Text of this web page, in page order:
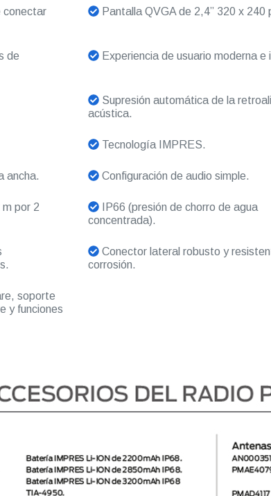
conectar
Pantalla QVGA de 2,4” 320 x 240
de
Experiencia de usuario moderna e
Supresión automática de la
acústica.
Tecnología IMPRES.
ancha. Configuración de audio simple.
por 2
IP66 (presión de chorro de agua
concentrada).
Conector lateral robusto y
corrosión.
soporte
y funciones